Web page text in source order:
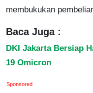
membukukan
Baca Juga :
DKI Jakarta Bersiap
19 Omicron
Sponsored